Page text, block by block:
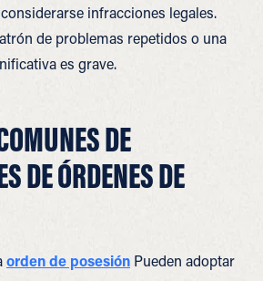
infracciones legales.
de problemas repetidos o una
es grave.
DE
DE ÓRDENES DE
orden de posesión Pueden adoptar